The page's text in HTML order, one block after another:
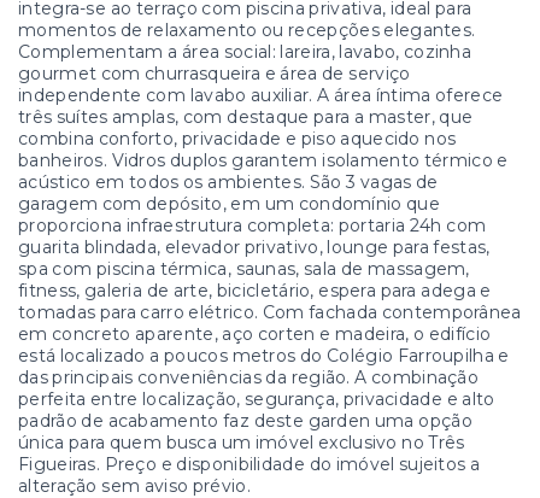
integra-se ao terraço com piscina privativa, ideal para
momentos de relaxamento ou recepções elegantes.
Complementam a área social: lareira, lavabo, cozinha
gourmet com churrasqueira e área de serviço
independente com lavabo auxiliar. A área íntima oferece
três suítes amplas, com destaque para a master, que
combina conforto, privacidade e piso aquecido nos
banheiros. Vidros duplos garantem isolamento térmico e
acústico em todos os ambientes. São 3 vagas de
garagem com depósito, em um condomínio que
proporciona infraestrutura completa: portaria 24h com
guarita blindada, elevador privativo, lounge para festas,
spa com piscina térmica, saunas, sala de massagem,
fitness, galeria de arte, bicicletário, espera para adega e
tomadas para carro elétrico. Com fachada contemporânea
em concreto aparente, aço corten e madeira, o edifício
está localizado a poucos metros do Colégio Farroupilha e
das principais conveniências da região. A combinação
perfeita entre localização, segurança, privacidade e alto
padrão de acabamento faz deste garden uma opção
única para quem busca um imóvel exclusivo no Três
Figueiras. Preço e disponibilidade do imóvel sujeitos a
alteração sem aviso prévio.